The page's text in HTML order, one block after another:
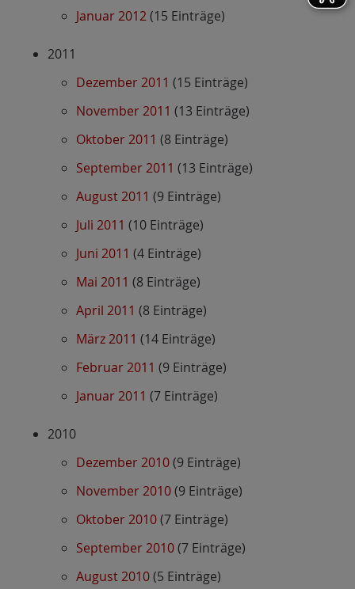
Januar 2012(15 Einträge)
2011
Dezember 2011 (15 Einträge)
November 2011 (13 Einträge)
Oktober 2011 (8 Einträge)
September 2011 (13 Einträge)
August 2011 (9 Einträge)
Juli 2011 (10 Einträge)
Juni 2011 (4 Einträge)
Mai 2011 (8 Einträge)
April 2011 (8 Einträge)
März 2011 (14 Einträge)
Februar 2011 (9 Einträge)
Januar 2011 (7 Einträge)
2010
Dezember 2010(9 Einträge)
November 2010(9 Einträge)
Oktober 2010(7 Einträge)
September 2010(7 Einträge)
August 2010(5 Einträge)